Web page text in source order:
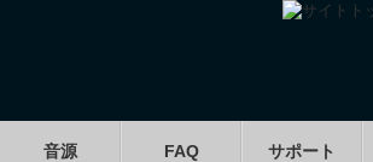
音源 FAQ サポート